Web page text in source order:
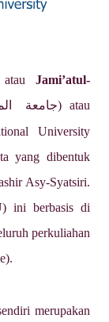
atauJami’atul-
جامعة) atau
University
yang dibentuk
Asy-Syatsiri.
ini berbasis di
perkuliahan
merupakan